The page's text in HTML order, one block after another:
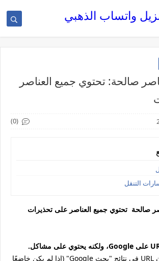
واتساب الذهبي
3 عناصر صالحة: تحتوي جميع العناصر
(0)
التنقل
يمكن أن يظهر عنوان URL في نتائج "بحث Google" (إذا لم يكن خاضعًا